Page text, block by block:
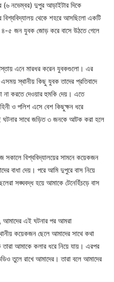
(৬ নভেম্বর) দুপুর আড়াইটার দিকে
বিশ্ববিদ্যালয় থেকে শহরে আসছিলো একটি
৪-৫ জন যুবক জোড় করে বাসে উঠতে গেলে
এনে মারধর করেন যুবকগুলো। এর
স্থানীয় কিছু যুবক তাদের প্রতিবাদে
না করতে দেওয়ার হুমকি দেয়। এতে
ও পলিশ এসে বেশ কিছুক্ষন ধরে
ঘটনার সাথে জড়িত ৩ জনকে আটক করা হলে
বিশ্ববিদ্যালয়ের সামনে কয়েকজন
বাধা দেয়। পরে আমি দুপুরে বাস নিয়ে
সঙ্ঘবদ্ধ হয়ে আমাকে টেনেহিঁচড়ে বাস
আমাদের এই ঘটনার পর আমরা
কয়েকজন ছেলে আমাদের সাথে কথা
আমাকে কলার ধরে নিয়ে যায়। এরপর
তুলে রাখে আমাদের। তারা বলে আমাদের